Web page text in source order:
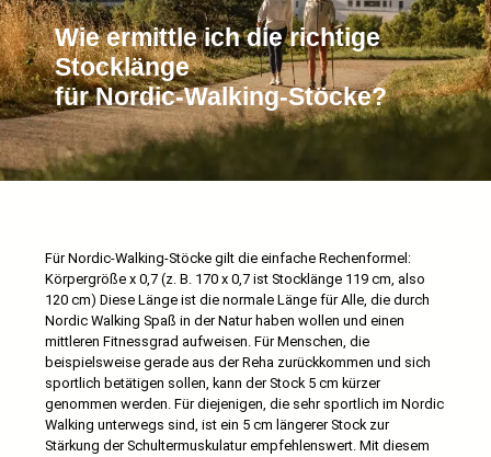
Wie ermittle ich die richtige
Stocklänge
für Nordic-Walking-Stöcke?
Für Nordic-Walking-Stöcke gilt die einfache Rechenformel:
Körpergröße x 0,7 (z. B. 170 x 0,7 ist Stocklänge 119 cm, also
120 cm) Diese Länge ist die normale Länge für Alle, die durch
Nordic Walking Spaß in der Natur haben wollen und einen
mittleren Fitnessgrad aufweisen. Für Menschen, die
beispielsweise gerade aus der Reha zurückkommen und sich
sportlich betätigen sollen, kann der Stock 5 cm kürzer
genommen werden. Für diejenigen, die sehr sportlich im Nordic
Walking unterwegs sind, ist ein 5 cm längerer Stock zur
Stärkung der Schultermuskulatur empfehlenswert. Mit diesem